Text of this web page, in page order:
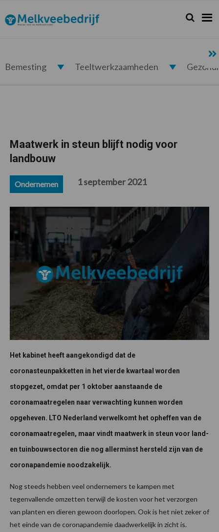
de
hoofdnavigatie
de
hoofd
de
eerste
de
voettekst
Melkveebedrijf.nl Zoeken...
Zoek
Bemesting Teeltwerkzaamheden
Maatwerk in steun blijft nodig voor
landbouw
Ondernemen 1 september 2021
Het kabinet heeft aangekondigd dat de
coronasteunpakketten in het vierde kwartaal worden
stopgezet, omdat per 1 oktober aanstaande de
coronamaatregelen naar verwachting kunnen worden
opgeheven. LTO Nederland verwelkomt het opheffen van de
coronamaatregelen, maar vindt maatwerk in steun voor land-
en tuinbouwsectoren die nog allerminst hersteld zijn van de
coronapandemie noodzakelijk.
Nog steeds hebben veel ondernemers te kampen met
tegenvallende omzetten terwijl de kosten voor het verzorgen
van planten en dieren gewoon doorlopen. Ook is het niet zeker of
het einde van de coronapandemie daadwerkelijk in zicht is.